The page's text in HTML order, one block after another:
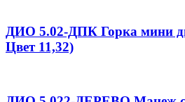
ДИО 5.02-ДПК Горка мини
Цвет 11,32)